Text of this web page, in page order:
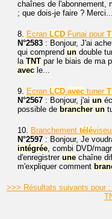
chaînes de l'abonnement,
; que dois-je faire ? Merci...
8. Ecran LCD Funai pour
N°2583 : Bonjour, J'ai
qui comprend un double
la TNT par le biais de ma
avec le...
9. Ecran LCD avec tuner
N°2567 : Bonjour, j'ai un
possible de brancher un
10. Branchement télé
N°2597 : Bonjour, Je
intégrée, combi DVD/
d'enregistrer une chaîne
m'expliquer comment
>>> Résultats suivants pour